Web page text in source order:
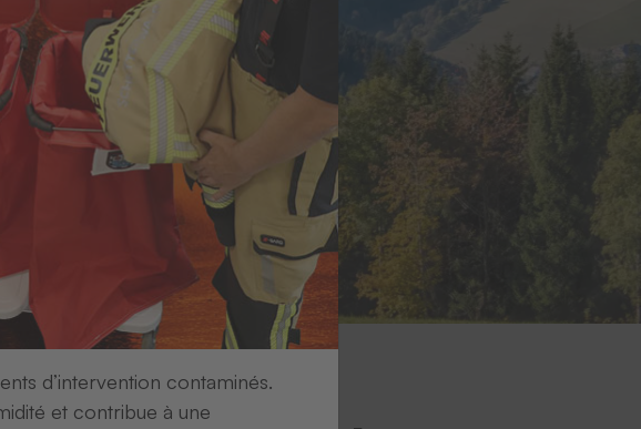
d’intervention contaminés.
et contribue à une